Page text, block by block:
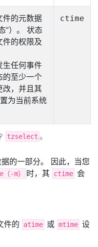
tzselect 。
件的元数据
”）。 状态
件的权限及
生任何事件
的至少一个
改，并且其
为当前系统
ctime
的一部分。 因此，当您
-m） 时，其 ctime 会
件的
atime 或 mtime 设